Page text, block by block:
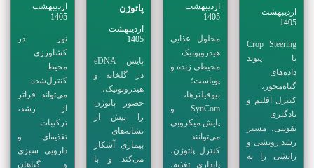
اردیبهشت
1405
Crop Steering
با پیوند
داده‌های
گیاه‌محور،
کنترل اقلیم و
یادگیری
تقویتی، مسیر
رشد رویشی و
زایشی را به
اردیبهشت
1405
محلول غذایی
هیدروپونیک
محیطی زنده و
پویاست؛
بیوفیلترها،
SynCom و
پایش میکروبی
می‌توانند
کنترل پاتوژن،
پایداری تغذیه،
پاتوژن
اردیبهشت
1405
پایش eDNA
در گلخانه و
هیدروپونیک،
حضور پاتوژن
را پیش از
نشانه‌های
بیماری آشکار
می‌کند و با
اردیبهشت
1405
نور در
کشاورزی
محیط
کنترل‌شده
می‌تواند فراتر
از رشد،
ترکیبات
تغذیه‌ای و
دارویی سبزی
و گیاهان